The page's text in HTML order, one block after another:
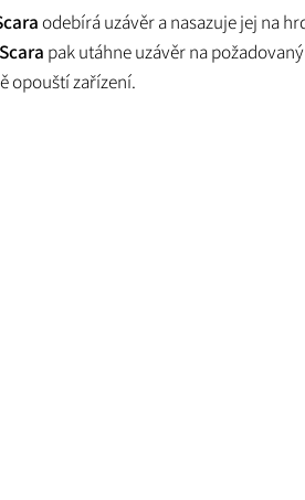
odebírá uzávěr a nasazuje jej na
Scara pak utáhne uzávěr na
opouští zařízení.